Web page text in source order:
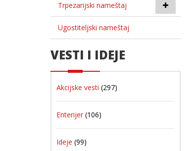
Trpezarijski nameštaj
Ugostiteljski nameštaj
VESTI I IDEJE
Akcijske vesti (297)
Enterijer (106)
Ideje (99)